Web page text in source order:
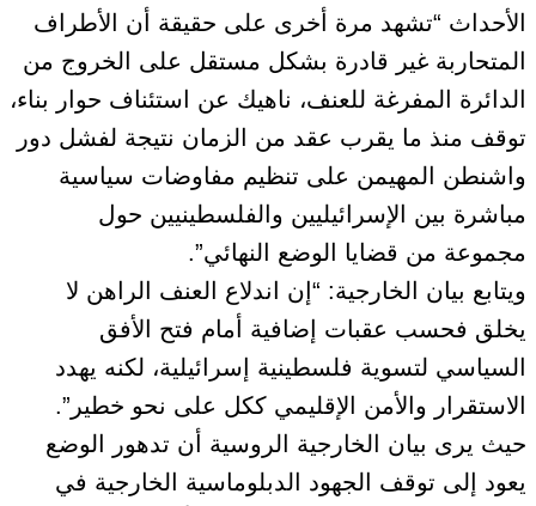
الأحداث “تشهد مرة أخرى على حقيقة أن الأطراف
المتحاربة غير قادرة بشكل مستقل على الخروج من
الدائرة المفرغة للعنف، ناهيك عن استئناف حوار بناء،
توقف منذ ما يقرب عقد من الزمان نتيجة لفشل دور
واشنطن المهيمن على تنظيم مفاوضات سياسية
مباشرة بين الإسرائيليين والفلسطينيين حول
مجموعة من قضايا الوضع النهائي”.
ويتابع بيان الخارجية: “إن اندلاع العنف الراهن لا
يخلق فحسب عقبات إضافية أمام فتح الأفق
السياسي لتسوية فلسطينية إسرائيلية، لكنه يهدد
الاستقرار والأمن الإقليمي ككل على نحو خطير”.
حيث يرى بيان الخارجية الروسية أن تدهور الوضع
يعود إلى توقف الجهود الدبلوماسية الخارجية في